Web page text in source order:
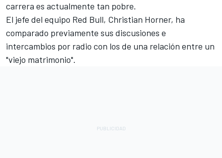
carrera es actualmente tan pobre.
El jefe del equipo Red Bull, Christian Horner, ha
comparado previamente sus discusiones e
intercambios por radio con los de una relación entre un
"viejo matrimonio".